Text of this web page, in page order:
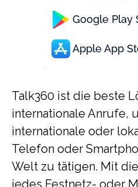
Google Play
Apple App
Talk360 ist die beste
internationale Anrufe,
internationale oder
Telefon oder
Welt zu tätigen. Mit
jedes Festnetz- oder